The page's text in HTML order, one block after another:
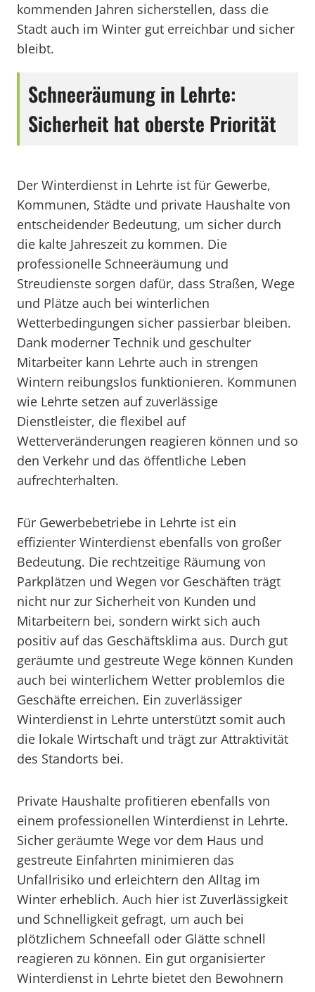
kommenden Jahren sicherstellen, dass die
Stadt auch im Winter gut erreichbar und sicher
bleibt.
Schneeräumung in Lehrte:
Sicherheit hat oberste Priorität
Der Winterdienst in Lehrte ist für Gewerbe,
Kommunen, Städte und private Haushalte von
entscheidender Bedeutung, um sicher durch
die kalte Jahreszeit zu kommen. Die
professionelle Schneeräumung und
Streudienste sorgen dafür, dass Straßen, Wege
und Plätze auch bei winterlichen
Wetterbedingungen sicher passierbar bleiben.
Dank moderner Technik und geschulter
Mitarbeiter kann Lehrte auch in strengen
Wintern reibungslos funktionieren. Kommunen
wie Lehrte setzen auf zuverlässige
Dienstleister, die flexibel auf
Wetterveränderungen reagieren können und so
den Verkehr und das öffentliche Leben
aufrechterhalten.
Für Gewerbebetriebe in Lehrte ist ein
effizienter Winterdienst ebenfalls von großer
Bedeutung. Die rechtzeitige Räumung von
Parkplätzen und Wegen vor Geschäften trägt
nicht nur zur Sicherheit von Kunden und
Mitarbeitern bei, sondern wirkt sich auch
positiv auf das Geschäftsklima aus. Durch gut
geräumte und gestreute Wege können Kunden
auch bei winterlichem Wetter problemlos die
Geschäfte erreichen. Ein zuverlässiger
Winterdienst in Lehrte unterstützt somit auch
die lokale Wirtschaft und trägt zur Attraktivität
des Standorts bei.
Private Haushalte profitieren ebenfalls von
einem professionellen Winterdienst in Lehrte.
Sicher geräumte Wege vor dem Haus und
gestreute Einfahrten minimieren das
Unfallrisiko und erleichtern den Alltag im
Winter erheblich. Auch hier ist Zuverlässigkeit
und Schnelligkeit gefragt, um auch bei
plötzlichem Schneefall oder Glätte schnell
reagieren zu können. Ein gut organisierter
Winterdienst in Lehrte bietet den Bewohnern